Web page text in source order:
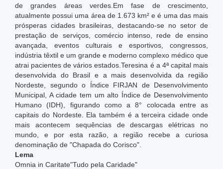
de grandes áreas verdes.Em fase de crescimento,
atualmente possui uma área de 1.673 km² e é uma das mais
prósperas cidades brasileiras, destacando-se no setor de
prestação de serviços, comércio intenso, rede de ensino
avançada, eventos culturais e esportivos, congressos,
indústria têxtil e um grande e moderno complexo médico que
atrai pacientes de vários estados.Teresina é a 4ª capital mais
desenvolvida do Brasil e a mais desenvolvida da região
Nordeste, segundo o Índice FIRJAN de Desenvolvimento
Municipal, A cidade tem um alto Índice de Desenvolvimento
Humano (IDH), figurando como a 8° colocada entre as
capitais do Nordeste. Ela também é a terceira cidade onde
mais acontecem sequências de descargas elétricas no
mundo,
e por esta razão, a região recebe a curiosa
denominação de "Chapada do Corisco".
Lema
Omnia in Caritate"Tudo pela Caridade"